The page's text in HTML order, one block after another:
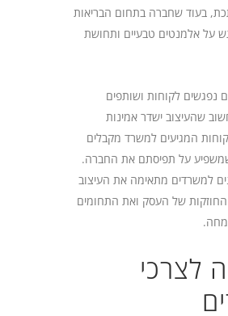
בעוד שחברה בתחום הבריאות
על אלמנטים טבעיים ותחושת
נפגשים לקוחות ושותפים
שהעיצוב ישדר אמינות
המגיעים למשרד מקבלים
על תפיסתם את החברה.
למשרדים מתאימה את העיצוב
של העסק ואת התחומים
לצרכי